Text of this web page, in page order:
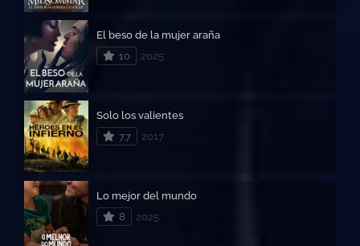
El beso de la mujer araña
10
2025
Solo los valientes
7.7
2017
Lo mejor del mundo
8
2025